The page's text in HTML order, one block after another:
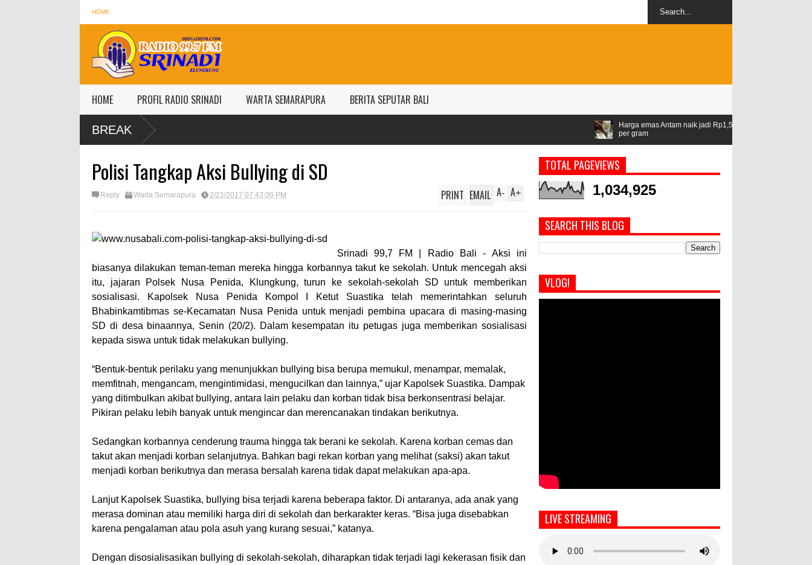
HOME
HOME PROFIL RADIO SRINADI WARTA SEMARAPURA BERITA SEPUTAR BALI
BREAK
Harga emas Antam naik jadi Rp1,528 juta
Polisi Tangkap Aksi Bullying di SD
Reply Warta Semarapura 2/21/2017 07:43:00 PM A+
A-
PRINT EMAIL
Srinadi 99,7 FM | Radio Bali - Aksi ini
biasanya dilakukan teman-teman mereka hingga korbannya takut ke sekolah. Untuk mencegah aksi
itu, jajaran Polsek Nusa Penida, Klungkung, turun ke sekolah-sekolah SD untuk memberikan
sosialisasi. Kapolsek Nusa Penida Kompol I Ketut Suastika telah memerintahkan seluruh
Bhabinkamtibmas se-Kecamatan Nusa Penida untuk menjadi pembina upacara di masing-masing
SD di desa binaannya, Senin (20/2). Dalam kesempatan itu petugas juga memberikan sosialisasi
kepada siswa untuk tidak melakukan bullying.
“Bentuk-bentuk perilaku yang menunjukkan bullying bisa berupa memukul, menampar, memalak,
memfitnah, mengancam, mengintimidasi, mengucilkan dan lainnya,” ujar Kapolsek Suastika. Dampak
yang ditimbulkan akibat bullying, antara lain pelaku dan korban tidak bisa berkonsentrasi belajar.
Pikiran pelaku lebih banyak untuk mengincar dan merencanakan tindakan berikutnya.
Sedangkan korbannya cenderung trauma hingga tak berani ke sekolah. Karena korban cemas dan
takut akan menjadi korban selanjutnya. Bahkan bagi rekan korban yang melihat (saksi) akan takut
menjadi korban berikutnya dan merasa bersalah karena tidak dapat melakukan apa-apa.
Lanjut Kapolsek Suastika, bullying bisa terjadi karena beberapa faktor. Di antaranya, ada anak yang
merasa dominan atau memiliki harga diri di sekolah dan berkarakter keras. “Bisa juga disebabkan
karena pengalaman atau pola asuh yang kurang sesuai,” katanya.
Dengan disosialisasikan bullying di sekolah-sekolah, diharapkan tidak terjadi lagi kekerasan fisik dan
TOTAL PAGEVIEWS
1,034,925
SEARCH THIS BLOG
VLOG!
LIVE STREAMING